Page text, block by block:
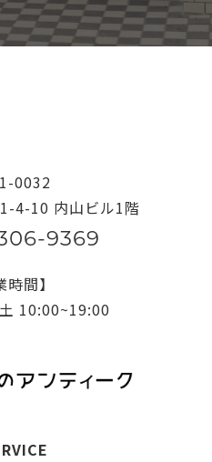
0032
4-10 内山ビル1階
9369
時間】
10:00~19:00